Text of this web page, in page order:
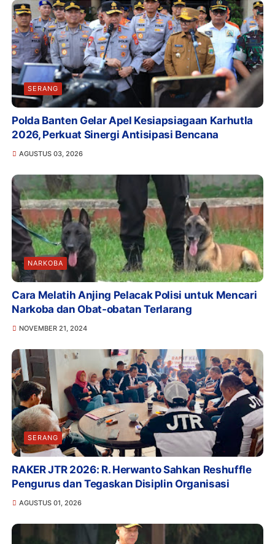
SERANG
Polda Banten Gelar Apel Kesiapsiagaan Karhutla
2026, Perkuat Sinergi Antisipasi Bencana
AGUSTUS 03, 2026
NARKOBA
Cara Melatih Anjing Pelacak Polisi untuk Mencari
Narkoba dan Obat-obatan Terlarang
NOVEMBER 21, 2024
SERANG
RAKER JTR 2026: R. Herwanto Sahkan Reshuffle
Pengurus dan Tegaskan Disiplin Organisasi
AGUSTUS 01, 2026